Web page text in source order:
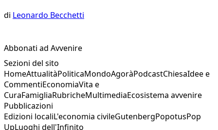
di Leonardo Becchetti
Abbonati ad Avvenire
Sezioni del sito
HomeAttualitàPoliticaMondoAgoràPodcastChiesaIdee e
CommentiEconomiaVita e
CuraFamigliaRubricheMultimediaEcosistema avvenire
Pubblicazioni
Edizioni localiL'economia civileGutenbergPopotusPop
UpLuoghi dell'Infinito